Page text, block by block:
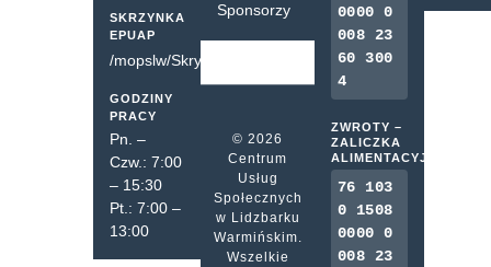
SKRZYNKA
EPUAP
/mopslw/SkrytkaESP
GODZINY
PRACY
Pn. –
Czw.: 7:00
– 15:30
Pt.: 7:00 –
13:00
Sponsorzy
© 2026
Centrum
Usług
Społecznych
w Lidzbarku
Warmińskim.
Wszelkie
0000 0
008 23
60 300
4
ZWROTY –
ZALICZKA
ALIMENTACYJNA
76 103
0 1508
0000 0
008 23